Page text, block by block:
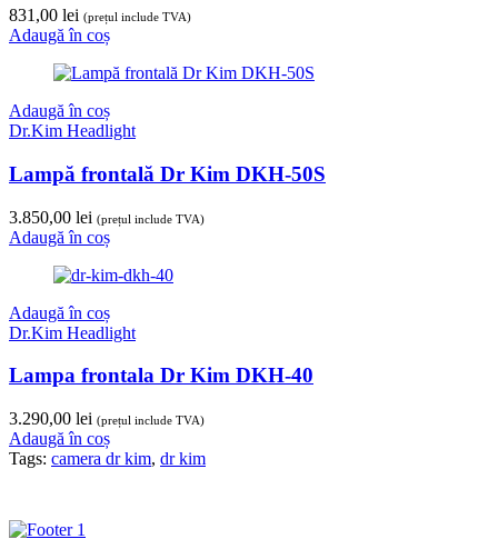
831,00 lei (prețul include TVA)
Adaugă în coș
Adaugă în coș
Dr.Kim Headlight
Lampă frontală Dr Kim DKH-50S
3.850,00 lei (prețul include TVA)
Adaugă în coș
Adaugă în coș
Dr.Kim Headlight
Lampa frontala Dr Kim DKH-40
3.290,00 lei (prețul include TVA)
Adaugă în coș
Tags: camera dr kim, dr kim